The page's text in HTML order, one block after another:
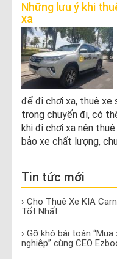
Những lưu ý khi
xa
để đi chơi xa, thuê xe
trong chuyến đi, có
khi đi chơi xa nên
bảo xe chất lượng,
Tin tức mới
› Cho Thuê Xe KIA
Tốt Nhất
› Gỡ khó bài toán
nghiệp” cùng CEO